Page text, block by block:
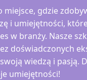
miejsce, gdzie
i umiejętności,
w branży. Nasze
doświadczonych
wiedzą i pasją.
umiejętności!